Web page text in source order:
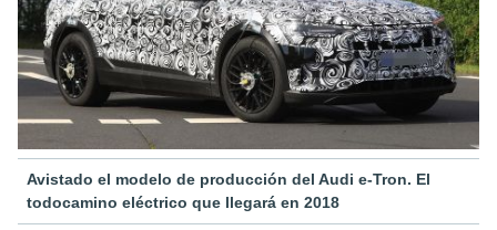
Avistado el modelo de producción del Audi e-Tron. El
todocamino eléctrico que llegará en 2018